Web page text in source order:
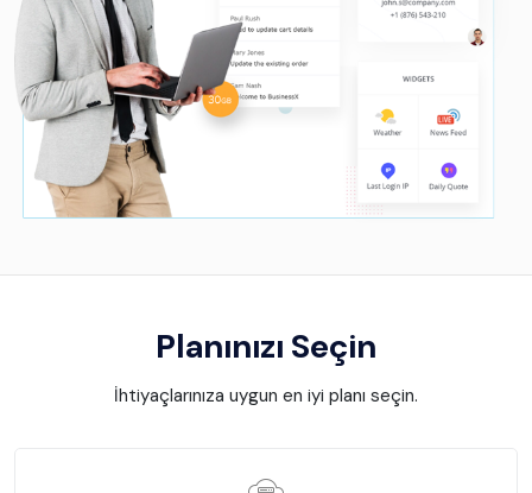
Planınızı Seçin
İhtiyaçlarınıza uygun en iyi planı seçin.